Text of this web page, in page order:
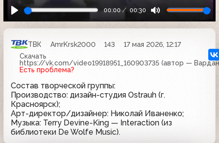
00:00 00:30
ТВК AmrKrsk2000 143
17 мая 2026, 12:17
Скачать
https://vk.com/video19918951_160903735 (автор —
Есть проблема?
Состав творческой группы:
Производство: дизайн-студия Ostrauh (г.
Красноярск);
Арт-директор/дизайнер: Николай Иваненко;
Музыка: Terry Devine-King — Interaction (из
библиотеки De Wolfe Music).